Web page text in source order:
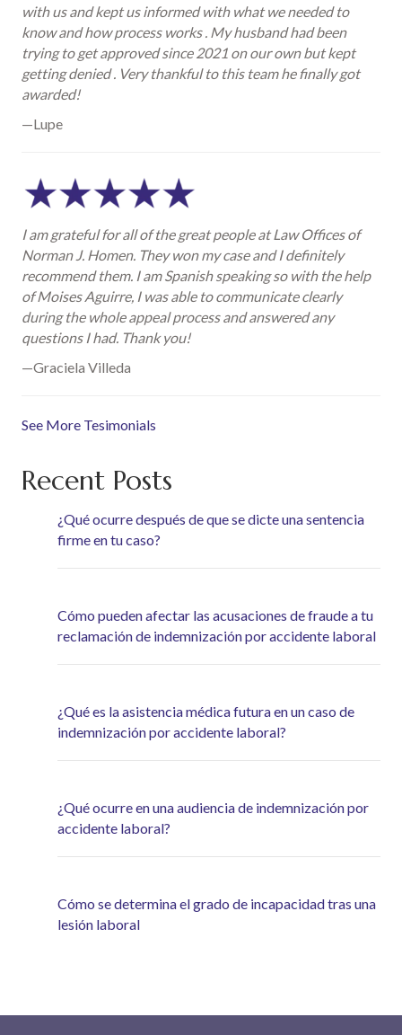
with us and kept us informed with what we needed to
know and how process works . My husband had been
trying to get approved since 2021 on our own but kept
getting denied . Very thankful to this team he finally got
awarded!
—Lupe
I am grateful for all of the great people at Law Offices of
Norman J. Homen. They won my case and I definitely
recommend them. I am Spanish speaking so with the help
of Moises Aguirre, I was able to communicate clearly
during the whole appeal process and answered any
questions I had. Thank you!
—Graciela Villeda
See More Tesimonials
Recent Posts
¿Qué ocurre después de que se dicte una sentencia
firme en tu caso?
Cómo pueden afectar las acusaciones de fraude a tu
reclamación de indemnización por accidente laboral
¿Qué es la asistencia médica futura en un caso de
indemnización por accidente laboral?
¿Qué ocurre en una audiencia de indemnización por
accidente laboral?
Cómo se determina el grado de incapacidad tras una
lesión laboral